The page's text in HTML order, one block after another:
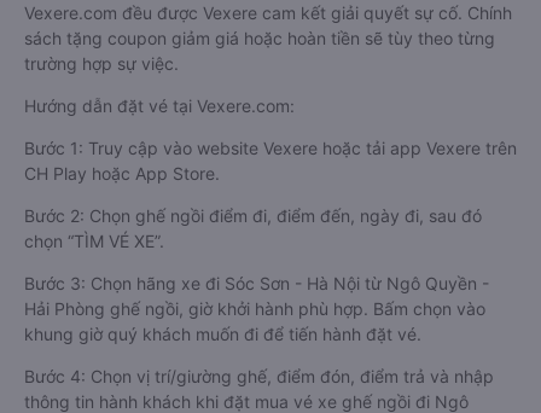
Vexere.com đều được Vexere cam kết giải quyết sự cố. Chính
sách tặng coupon giảm giá hoặc hoàn tiền sẽ tùy theo từng
trường hợp sự việc.
Hướng dẫn đặt vé tại Vexere.com:
Bước 1: Truy cập vào website Vexere hoặc tải app Vexere trên
CH Play hoặc App Store.
Bước 2: Chọn ghế ngồi điểm đi, điểm đến, ngày đi, sau đó
chọn “TÌM VÉ XE”.
Bước 3: Chọn hãng xe đi Sóc Sơn - Hà Nội từ Ngô Quyền -
Hải Phòng ghế ngồi, giờ khởi hành phù hợp. Bấm chọn vào
khung giờ quý khách muốn đi để tiến hành đặt vé.
Bước 4: Chọn vị trí/giường ghế, điểm đón, điểm trả và nhập
thông tin hành khách khi đặt mua vé xe ghế ngồi đi Ngô